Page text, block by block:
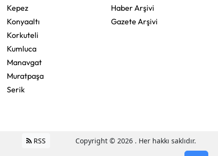
Kepez
Konyaaltı
Korkuteli
Kumluca
Manavgat
Muratpaşa
Serik
Haber Arşivi
Gazete Arşivi
RSS Copyright © 2026 . Her hakkı saklıdır.